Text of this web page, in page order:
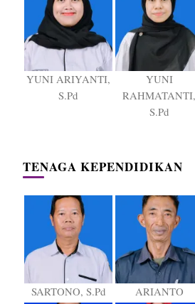
YUNI ARIYANTI,
S.Pd
YUNI
RAHMATANTI,
S.Pd
TENAGA KEPENDIDIKAN
SARTONO, S.Pd ARIANTO